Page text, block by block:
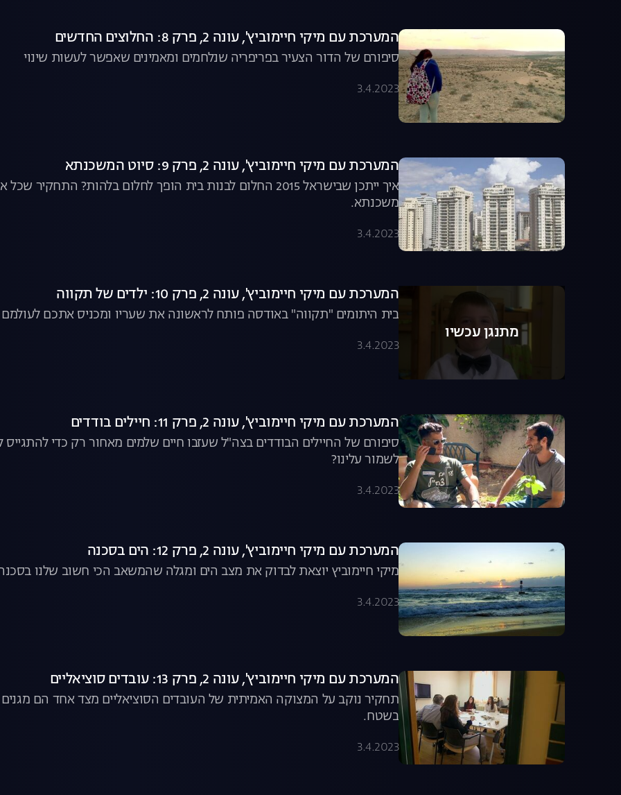
המערכת עם מיקי חיימוביץ', עונה 2, פרק 8: החלוצים החדשים
סיפורם של הדור הצעיר בפריפריה שנלחמים ומאמינים שאפשר לעשות שינוי
3.4.2023
המערכת עם מיקי חיימוביץ', עונה 2, פרק 9: סיוט המשכנתא
איך ייתכן שבישראל 2015 החלום לבנות בית הופך לחלום בלהות?
משכנתא.
3.4.2023
מתנגן עכשיו
המערכת עם מיקי חיימוביץ', עונה 2, פרק 10: ילדים של תקווה
בית היתומים "תקווה" באודסה פותח לראשונה את שעריו ומכניס אתכם
3.4.2023
המערכת עם מיקי חיימוביץ', עונה 2, פרק 11: חיילים בודדים
סיפורם של החיילים הבודדים בצה"ל שעזבו חיים שלמים מאחור רק כדי
לשמור עלינו?
3.4.2023
המערכת עם מיקי חיימוביץ', עונה 2, פרק 12: הים בסכנה
מיקי חיימוביץ יוצאת לבדוק את מצב הים ומגלה שהמשאב הכי חשוב שלנו
3.4.2023
המערכת עם מיקי חיימוביץ', עונה 2, פרק 13: עובדים סוציאליים
תחקיר נוקב על המצוקה האמיתית של העובדים הסוציאליים מצד אחד הם מגנים
בשטח.
3.4.2023